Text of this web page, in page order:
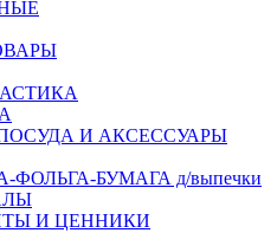
И АКСЕССУАРЫ
БУМАГА д/выпечки
И ЦЕННИКИ